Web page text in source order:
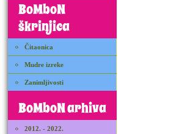
BoMboN
škrinjica
Čitaonica
Mudre izreke
Zanimljivosti
BoMboN arhiva
2012. - 2022.